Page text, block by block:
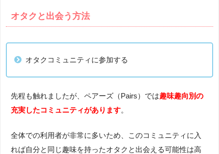
オタクと出会う方法
オタクコミュニティに参加する
先程も触れましたが、ペアーズ（Pairs）では趣味趣向別の
充実したコミュニティがあります。
全体での利用者が非常に多いため、このコミュニティに入
れば自分と同じ趣味を持ったオタクと出会える可能性は高